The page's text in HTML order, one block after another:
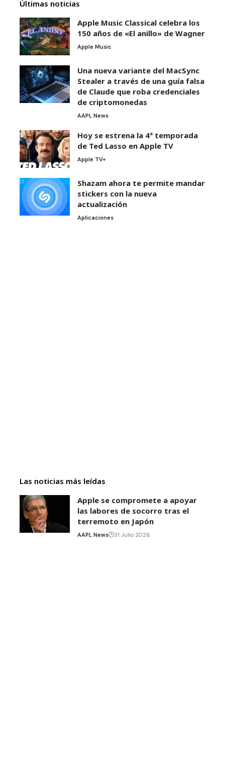
Últimas noticias
Apple Music Classical celebra los
150 años de «El anillo» de Wagner
Apple Music
Una nueva variante del MacSync
Stealer a través de una guía falsa
de Claude que roba credenciales
de criptomonedas
AAPL News
Hoy se estrena la 4ª temporada
de Ted Lasso en Apple TV
Apple TV+
Shazam ahora te permite mandar
stickers con la nueva
actualización
Aplicaciones
Las noticias más leídas
Apple se compromete a apoyar
las labores de socorro tras el
terremoto en Japón
AAPL News 31 Julio 2026